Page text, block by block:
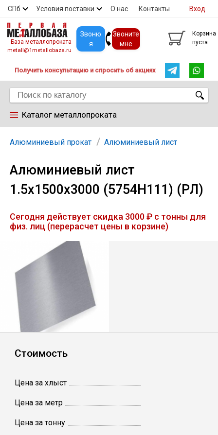
СПб Условия поставки О нас Контакты
Скидки Прайс Покупателям
Вход
База металлопроката
metall@1metallobaza.ru
Звоню
я
Звоните
мне
Корзина
пуста
Получить консультацию и спросить об акциях
Каталог металлопроката
Арматура
Труба профильная
Лист
Швеллер
Катанка
Круг
Алюминиевый прокат Алюминиевый лист
Алюминиевый лист
1.5х1500х3000 (5754Н111) (РЛ)
Сегодня действует скидка 3000 ₽ с тонны для
физ. лиц (перерасчет цены в корзине)
Стоимость
Цена за хлыст
Цена за метр
Цена за тонну